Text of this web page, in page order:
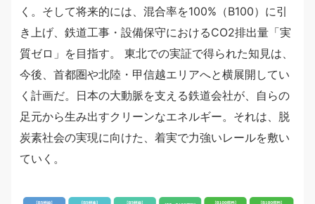
く。そして将来的には、混合率を100%（B100）に引
き上げ、鉄道工事・設備保守におけるCO2排出量「実
質ゼロ」を目指す。 東北での実証で得られた知見は、
今後、首都圏や北陸・甲信越エリアへと横展開してい
く計画だ。日本の大動脈を支える鉄道会社が、自らの
足元から生み出すクリーンなエネルギー。それは、脱
炭素社会の実現に向けた、着実で力強いレールを敷い
ていく。